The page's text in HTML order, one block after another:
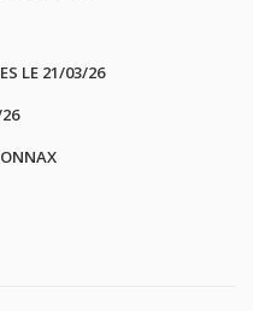
LE 21/03/26